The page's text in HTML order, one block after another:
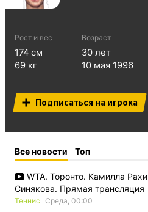
Рост и вес
174 см
69 кг
Возраст
30 лет
10 мая 1996
Подписаться на игрока
Все новости Топ
WTA. Торонто. Камилла
Синякова. Прямая трансляция
Теннис Среда, 00:00